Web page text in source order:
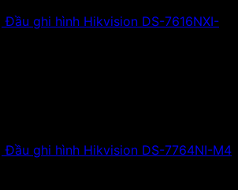
Đầu ghi hình Hikvision DS-7616NXI-
Đầu ghi hình Hikvision DS-7764NI-M4